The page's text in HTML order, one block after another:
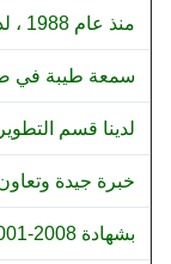
منذ عام 1988 ، لدينا خبرة غنية في هذه الصناعة في الصين ؛
سمعة طيبة في
لدينا قسم
خبرة جيدة
بشهادة ISO9001-2008 ؛